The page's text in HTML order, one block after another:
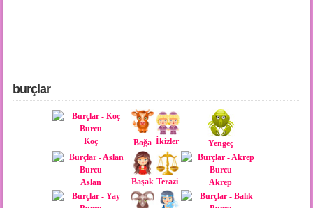
burçlar
Koç Boğa İkizler Yengeç
Aslan Başak Terazi Akrep